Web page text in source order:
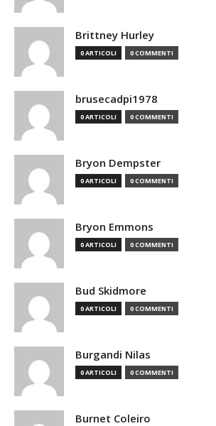
Brittney Hurley
0 ARTICOLI 0 COMMENTI
brusecadpi1978
0 ARTICOLI 0 COMMENTI
Bryon Dempster
0 ARTICOLI 0 COMMENTI
Bryon Emmons
0 ARTICOLI 0 COMMENTI
Bud Skidmore
0 ARTICOLI 0 COMMENTI
Burgandi Nilas
0 ARTICOLI 0 COMMENTI
Burnet Coleiro